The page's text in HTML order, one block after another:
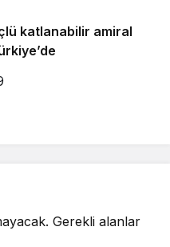
amiral
Gerekli alanlar